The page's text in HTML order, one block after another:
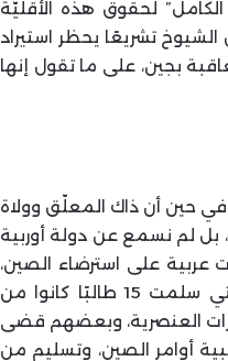
لحقوق هذه الأقليّة
تشريعًا يحظر استيراد
بجين، على ما تقول إنها
حين أن ذاك المعلّق وولاة
بل لم نسمع عن دولة أوربية
على استرضاء الصين،
وتسليم طلاب وباحثين مسلمين إليها، كما فعلت الحكومة المصرية التي سلمت 15 طالبًا كانوا من
العنصرية، وبعضهم قضى
أوامر الصين، وتسليم من